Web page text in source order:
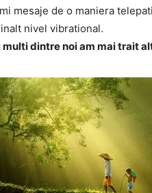
mesaje de o maniera
nivel vibrational.
multi dintre noi am mai trait